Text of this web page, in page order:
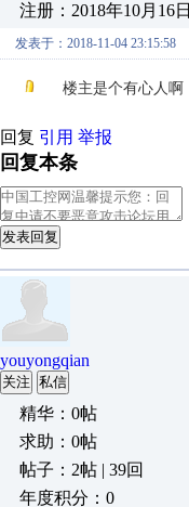
注册：2018年10月16日
发表于：2018-11-04 23:15:58
楼主是个有心人啊
回复 引用 举报
回复本条
发表回复
youyongqian
关注 私信
精华：0帖
求助：0帖
帖子：2帖 | 39回
年度积分：0